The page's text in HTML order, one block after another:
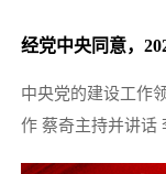
经党中央同意，
中央党的建设工作
作 蔡奇主持并讲话
2022-11-11
2025-12-24